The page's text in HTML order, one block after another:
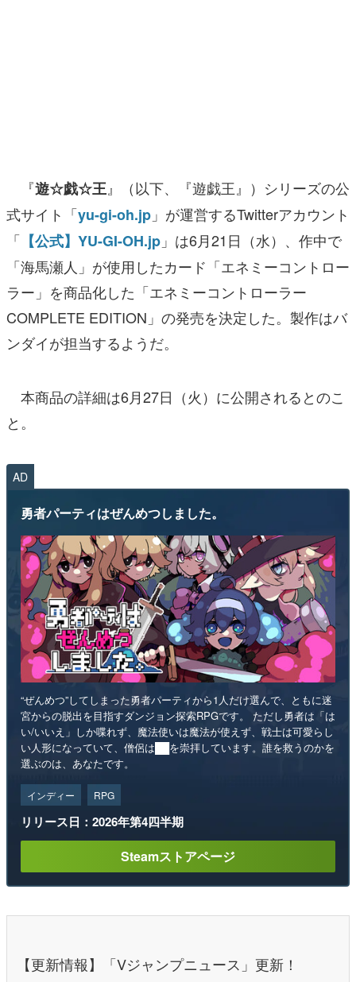
『遊☆戯☆王』（以下、『遊戯王』）シリーズの公
式サイト「yu-gi-oh.jp 」が運営するTwitterアカウント
「 【公式】YU-GI-OH.jp 」は6月21日（水）、作中で
「海馬瀬人」が使用したカード「エネミーコントロー
ラー」を商品化した「エネミーコントローラー
COMPLETE EDITION」の発売を決定した。製作はバ
ンダイが担当するようだ。
本商品の詳細は6月27日（火）に公開されるとのこ
と。
AD
勇者パーティはぜんめつしました。
“ぜんめつ”してしまった勇者パーティから1人だけ選んで、ともに迷
宮からの脱出を目指すダンジョン探索RPGです。 ただし勇者は「は
い/いいえ」しか喋れず、魔法使いは魔法が使えず、戦士は可愛らし
い人形になっていて、僧侶は██を崇拝しています。誰を救うのかを
選ぶのは、あなたです。
インディー RPG
リリース日：2026年第4四半期
Steamストアページ
【更新情報】「Vジャンプニュース」更新！